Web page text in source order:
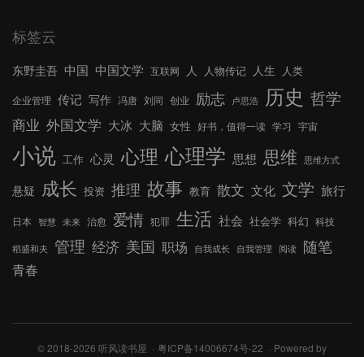
标签云
东野圭吾 中国 中国文学 互联网 人 人物传记 人生 人类
企业管理 传记 写作 冯唐 刘同 创业 励志 卢思浩 历史 哲学
商业 外国文学 大冰 大脑 女性 好书，值得一读 学习 宇宙
小说 工作 心灵 心理 心理学 思想 思维 思维方式
悬疑 成长 投资 推理 故事 教育 散文 文化 文学 旅行
日本 智慧 未来 治愈 爱情 犯罪 生活 社会 社会学 科幻 科技
稻盛和夫 管理 经济 美国 职场 自我成长 自我管理 阅读 随笔
青春
© 2018-2026 听风读书屋 粤ICP备14006674号-22
Powered by